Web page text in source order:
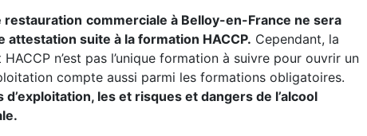
restauration commerciale à Belloy-en-France ne sera
attestation suite à la formation HACCP. Cependant, la
n’est pas l’unique formation à suivre pour ouvrir un
compte aussi parmi les formations obligatoires.
les et risques et dangers de l’alcool